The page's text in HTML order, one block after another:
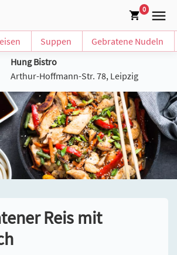
0
Suppen
Gebratene Nudeln
Hung Bistro
Arthur-Hoffmann-Str. 78, Leipzig
Reis mit